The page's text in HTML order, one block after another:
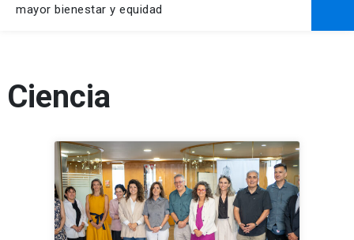
mayor bienestar y equidad
Ciencia